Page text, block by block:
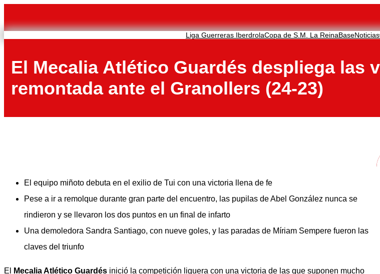
contenido
Liga Guerreras IberdrolaCopa de S.M. La ReinaBaseNoticias
El Mecalia Atlético Guardés despliega las
remontada ante el Granollers (24-23)
El equipo miñoto debuta en el exilio de Tui con una victoria llena de fe
Pese a ir a remolque durante gran parte del encuentro, las pupilas de Abel González nunca se
rindieron y se llevaron los dos puntos en un final de infarto
Una demoledora Sandra Santiago, con nueve goles, y las paradas de Míriam Sempere fueron las
claves del triunfo
El Mecalia Atlético Guardés inició la competición liguera con una victoria de las que suponen mucho